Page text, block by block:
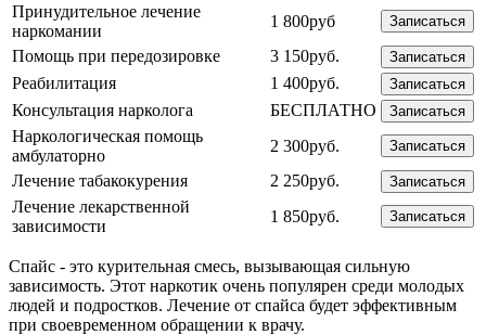
Принудительное лечение
наркомании
1 800руб Записаться
Помощь при передозировке 3 150руб. Записаться
Реабилитация 1 400руб. Записаться
Консультация нарколога БЕСПЛАТНО Записаться
Наркологическая помощь
амбулаторно
2 300руб. Записаться
Лечение табакокурения 2 250руб. Записаться
Лечение лекарственной
зависимости
1 850руб. Записаться
Спайс - это курительная смесь, вызывающая сильную
зависимость. Этот наркотик очень популярен среди молодых
людей и подростков. Лечение от спайса будет эффективным
при своевременном обращении к врачу.